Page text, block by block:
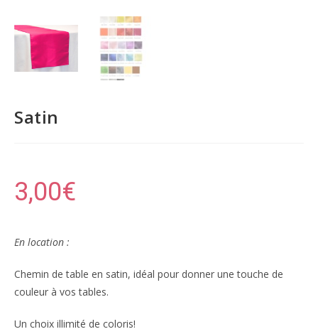
Satin
3,00€
En location :
Chemin de table en satin, idéal pour donner une touche de
couleur à vos tables.
Un choix illimité de coloris!